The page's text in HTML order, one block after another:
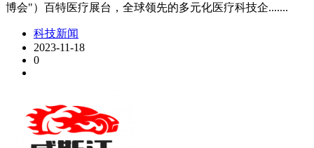
博会"）百特医疗展台，全球领先的多元化医疗科技企.......
科技新闻
2023-11-18
0